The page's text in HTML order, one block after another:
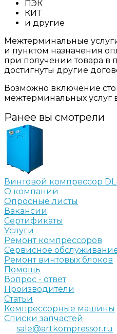
ПЭК
КИТ
и другие
Межтерминальные
и пунктом назначения
при получении товара в
достигнуты другие
Возможно включение
межтерминальных услуг
Ранее вы смотрели
Винтовой компрессор DL-
О компании
Опросные листы
Вакансии
Сертификаты
Услуги
Ремонт компрессоров
Сервисное
Ремонт винтовых блоков
Помощь
Вопрос - ответ
Производители
Статьи
Компрессорные машины
Списки запчастей
sale@artkompressor.ru